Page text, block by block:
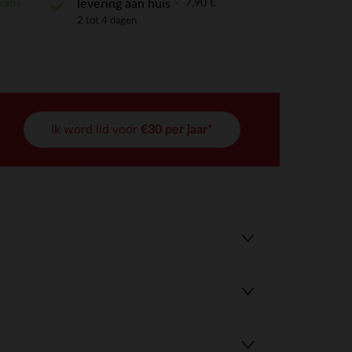
aan te passen en te beheren, en zorgt ervoor dat aan
levering aan huis 7,90 €
2 tot 4 dagen
Ik word lid voor €30 per jaar*